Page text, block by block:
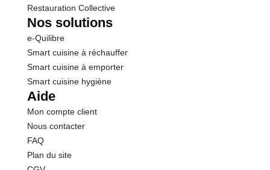
Restauration Collective
Nos solutions
e-Quilibre
Smart cuisine à réchauffer
Smart cuisine à emporter
Smart cuisine hygiène
Aide
Mon compte client
Nous contacter
FAQ
Plan du site